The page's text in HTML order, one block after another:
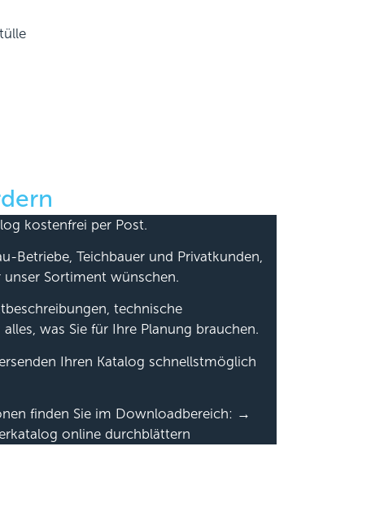
kostenfrei per Post.
Betriebe, Teichbauer und Privatkunden,
Sortiment wünschen.
technische
was Sie für Ihre Planung brauchen.
Ihren Katalog schnellstmöglich
finden Sie im Downloadbereich: →
online durchblättern